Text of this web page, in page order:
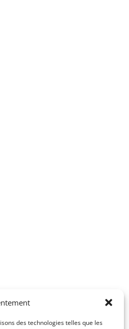
des technologies telles que les